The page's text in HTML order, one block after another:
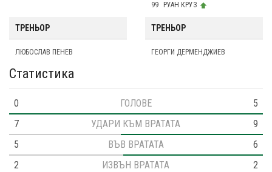
99 РУАН КРУЗ
ТРЕНЬОР
ЛЮБОСЛАВ ПЕНЕВ
ТРЕНЬОР
ГЕОРГИ ДЕРМЕНДЖИЕВ
Статистика
0 ГОЛОВЕ
5
7
УДАРИ КЪМ ВРАТАТА
9
5
ВЪВ ВРАТАТА
6
2
ИЗВЪН ВРАТАТА
2